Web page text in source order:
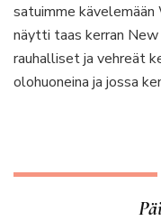
satuimme kävelemään
näytti taas kerran
rauhalliset ja vehreät
olohuoneina ja jossa